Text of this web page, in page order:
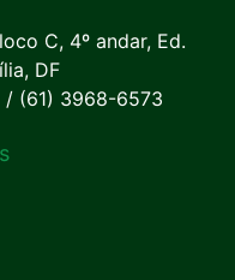
C, 4º andar, Ed.
DF
(61) 3968-6573